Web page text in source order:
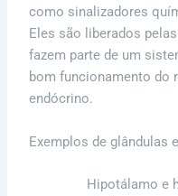
como sinalizadores
Eles são liberados pelas
fazem parte de um
bom funcionamento
endócrino.
Exemplos de glândulas
Hipotálamo e